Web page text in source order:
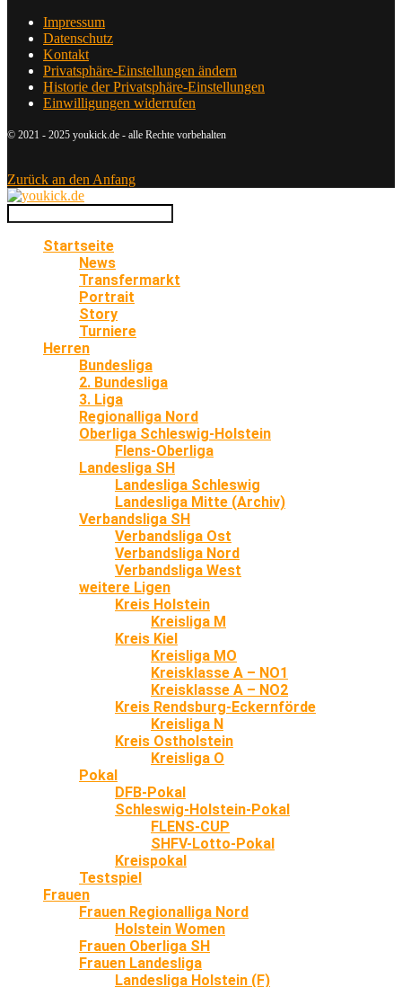
Impressum
Datenschutz
Kontakt
Privatsphäre-Einstellungen ändern
Historie der Privatsphäre-Einstellungen
Einwilligungen widerrufen
© 2021 - 2025 youkick.de - alle Rechte vorbehalten
Zurück an den Anfang
Startseite
News
Transfermarkt
Portrait
Story
Turniere
Herren
Bundesliga
2. Bundesliga
3. Liga
Regionalliga Nord
Oberliga Schleswig-Holstein
Flens-Oberliga
Landesliga SH
Landesliga Schleswig
Landesliga Mitte (Archiv)
Verbandsliga SH
Verbandsliga Ost
Verbandsliga Nord
Verbandsliga West
weitere Ligen
Kreis Holstein
Kreisliga M
Kreis Kiel
Kreisliga MO
Kreisklasse A – NO1
Kreisklasse A – NO2
Kreis Rendsburg-Eckernförde
Kreisliga N
Kreis Ostholstein
Kreisliga O
Pokal
DFB-Pokal
Schleswig-Holstein-Pokal
FLENS-CUP
SHFV-Lotto-Pokal
Kreispokal
Testspiel
Frauen
Frauen Regionalliga Nord
Holstein Women
Frauen Oberliga SH
Frauen Landesliga
Landesliga Holstein (F)